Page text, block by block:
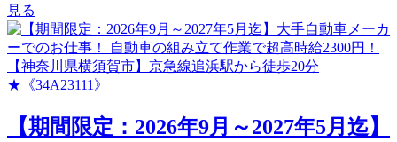
見る
【期間限定：2026年9月～2027年5月迄】